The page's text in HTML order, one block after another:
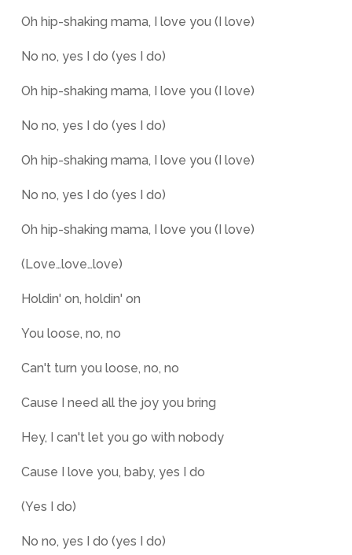
Oh hip-shaking mama, I love you (I love)
No no, yes I do (yes I do)
Oh hip-shaking mama, I love you (I love)
No no, yes I do (yes I do)
Oh hip-shaking mama, I love you (I love)
No no, yes I do (yes I do)
Oh hip-shaking mama, I love you (I love)
(Love…love…love)
Holdin' on, holdin' on
You loose, no, no
Can't turn you loose, no, no
Cause I need all the joy you bring
Hey, I can't let you go with nobody
Cause I love you, baby, yes I do
(Yes I do)
No no, yes I do (yes I do)